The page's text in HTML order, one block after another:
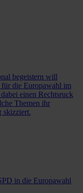
begeistern will
die Europawahl im
einen Rechtsruck
Themen ihr
skizziert.
in die Europawahl